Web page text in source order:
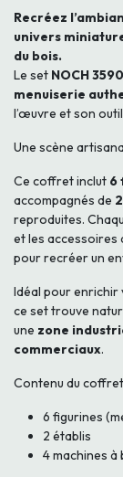
Recréez
univers
du bois.
Le set NOCH
menuiserie
l’œuvre et son
Une scène
Ce coffret inclut 6
accompagnés de
reproduites.
et les accessoires
pour recréer un
Idéal pour enrichir
ce set trouve
une zone
commerciaux.
Contenu du coffret
6 figurines
2 établis
4 machines à